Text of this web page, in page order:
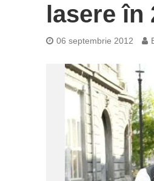
lasere în
06 septembrie 2012